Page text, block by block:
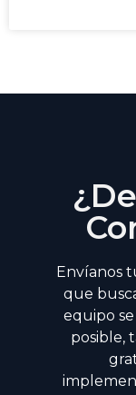
Envíanos
que
equipo
posible,